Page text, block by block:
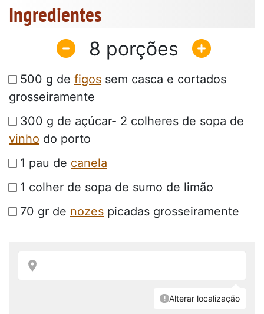
Ingredientes
8
500 g de figos sem casca e cortados
grosseiramente
300 g de açúcar- 2 colheres de sopa de
vinho do porto
1 pau de canela
1 colher de sopa de sumo de limão
70 gr de nozes picadas grosseiramente